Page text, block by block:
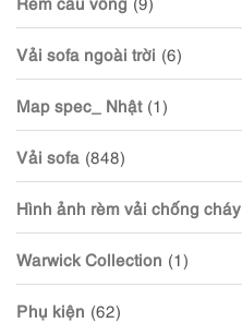
Vải sofa ngoài trời (6)
Map spec_ Nhật (1)
Vải sofa (848)
Hình ảnh rèm vải chống cháy
Warwick Collection (1)
Phụ kiện (62)